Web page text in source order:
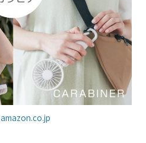
amazon.co.jp